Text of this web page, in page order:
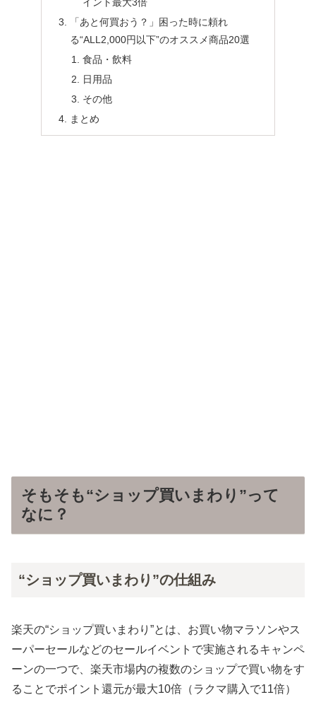
イント最大3倍
「あと何買おう？」困った時に頼れ
る“ALL2,000円以下”のオススメ商品20選
食品・飲料
日用品
その他
まとめ
そもそも“ショップ買いまわり”って
なに？
“ショップ買いまわり”の仕組み
楽天の“ショップ買いまわり”とは、お買い物マラソンやス
ーパーセールなどのセールイベントで実施されるキャンペ
ーンの一つで、楽天市場内の複数のショップで買い物をす
ることでポイント還元が最大10倍（ラクマ購入で11倍）